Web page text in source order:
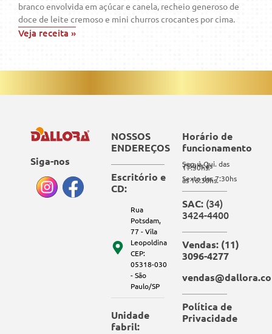
branco envolvida em açúcar e canela, recheio generoso de
doce de leite cremoso e mini churros crocantes por cima.
Veja receita »
Siga-nos
NOSSOS
ENDEREÇOS
Escritório e
CD:
Rua
Potsdam,
77 - Vila
Leopoldina
CEP:
05318-030
- São
Paulo/SP
Unidade
fabril:
Horário de
funcionamento
Seg. à Qui. das
7:30hs às
17:30hs.
Sexta das 7:30hs
às 16:30hs.
SAC: (34)
3424-4400
Vendas: (11)
3096-4277
Política de
Privacidade